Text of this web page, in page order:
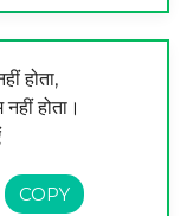
होता,
होता।